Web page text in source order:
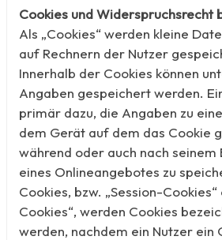
Cookies und Widerspruchsrecht
Als „Cookies“ werden kleine
auf Rechnern der Nutzer
Innerhalb der Cookies können
Angaben gespeichert werden.
primär dazu, die Angaben zu
dem Gerät auf dem das Cookie
während oder auch nach seinem
eines Onlineangebotes zu
Cookies, bzw. „Session-
Cookies“, werden Cookies
werden, nachdem ein Nutzer ein